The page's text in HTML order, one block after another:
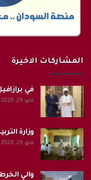
المشاركات الاخيرة
في
مايو 29, 2026
وزارة
مايو 29, 2026
والي